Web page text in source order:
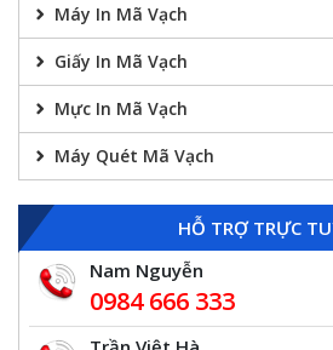
Máy In Mã Vạch
Giấy In Mã Vạch
Mực In Mã Vạch
Máy Quét Mã Vạch
HỖ TRỢ TRỰC
Nam Nguyễn
0984 666 333